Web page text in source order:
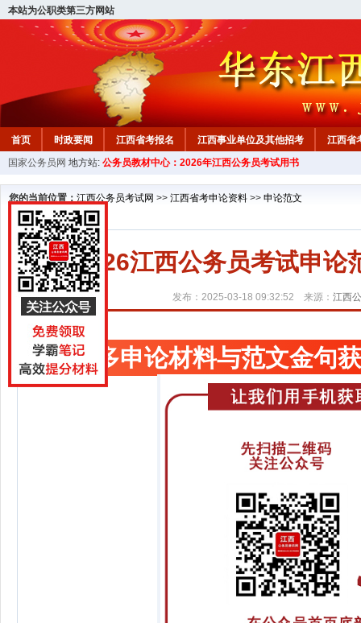
本站为公职类第三方网站
首页 时政要闻 江西省考报名 江西事业单位及其他招考 江西省
教材中心
国家公务员网 地方站: 公务员教材中心：2026年江西公务员考试用书
您的当前位置： 江西公务员考试网 >> 江西省考申论资料 >> 申论范文
2026江西公务员考试申论
发布：2025-03-18 09:32:52 来源： 江西
更多申论材料与范文金句